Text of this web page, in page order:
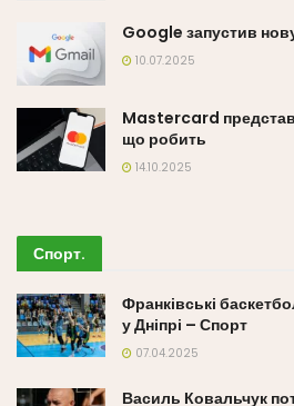
Google запустив
10.07.2025
Mastercard
що робить
14.10.2025
Спорт.
Франківські
у Дніпрі – Спорт
07.04.2025
Василь Ковальчук